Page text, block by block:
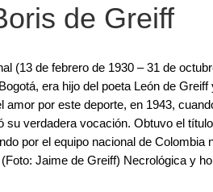
de Greiff
(13 de febrero de 1930 – 31 de
era hijo del poeta León de
amor por este deporte, en 1943,
su verdadera vocación. Obtuvo el
por el equipo nacional de
Jaime de Greiff) Necrológica y